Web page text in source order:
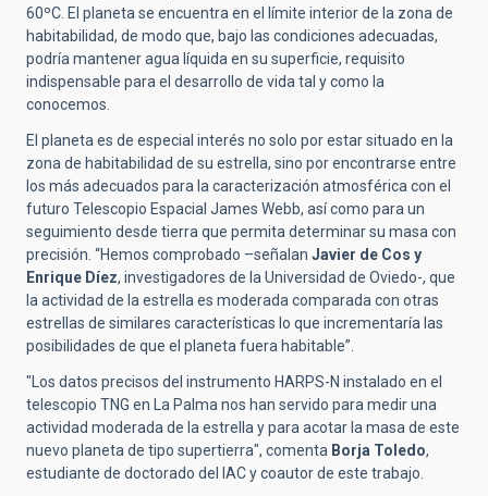
60ºC. El planeta se encuentra en el límite interior de la zona de
habitabilidad, de modo que, bajo las condiciones adecuadas,
podría mantener agua líquida en su superficie, requisito
indispensable para el desarrollo de vida tal y como la
conocemos.
El planeta es de especial interés no solo por estar situado en la
zona de habitabilidad de su estrella, sino por encontrarse entre
los más adecuados para la caracterización atmosférica con el
futuro Telescopio Espacial James Webb, así como para un
seguimiento desde tierra que permita determinar su masa con
precisión. “Hemos comprobado –señalan Javier de Cos y
Enrique Díez, investigadores de la Universidad de Oviedo-, que
la actividad de la estrella es moderada comparada con otras
estrellas de similares características lo que incrementaría las
posibilidades de que el planeta fuera habitable”.
"Los datos precisos del instrumento HARPS-N instalado en el
telescopio TNG en La Palma nos han servido para medir una
actividad moderada de la estrella y para acotar la masa de este
nuevo planeta de tipo supertierra", comenta Borja Toledo,
estudiante de doctorado del IAC y coautor de este trabajo.